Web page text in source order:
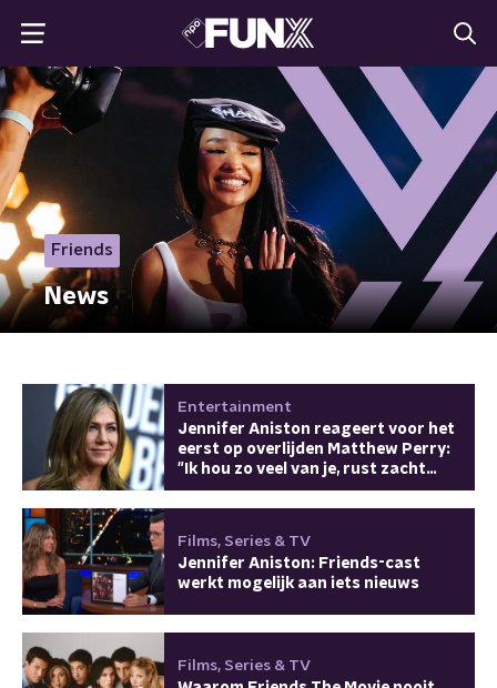
Friends
News
Entertainment
Jennifer Aniston reageert voor het
eerst op overlijden Matthew Perry:
"Ik hou zo veel van je, rust zacht
broertje"
Films, Series & TV
Jennifer Aniston: Friends-cast
werkt mogelijk aan iets nieuws
Films, Series & TV